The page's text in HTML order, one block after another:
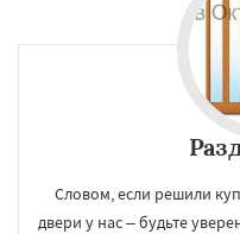
Словом, если решили
двери у нас – будьте